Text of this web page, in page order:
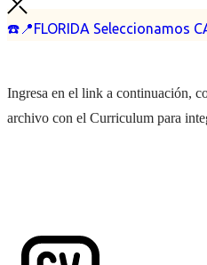
☎️📍FLORIDA Seleccionamos
Ingresa en el link a continuación,
archivo con el Curriculum para